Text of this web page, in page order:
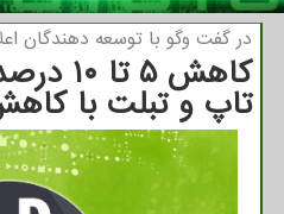
در گفت وگو با توسعه دهندگان
كاهش
تاپ و تبلت با